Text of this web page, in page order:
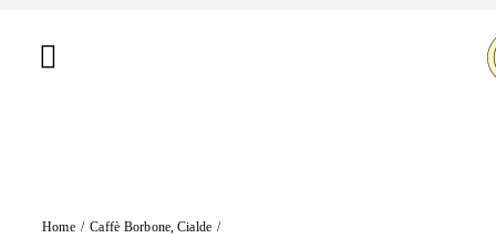
contenutoToggle
Home Caffè Borbone Cialde